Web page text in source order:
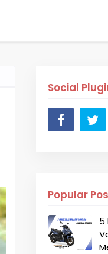
Social
Popular
5